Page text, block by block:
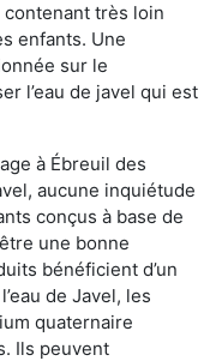
contenant très loin
enfants. Une
sur le
l’eau de javel qui est
à Ébreuil des
aucune inquiétude
conçus à base de
une bonne
bénéficient d’un
de Javel, les
quaternaire
Ils peuvent